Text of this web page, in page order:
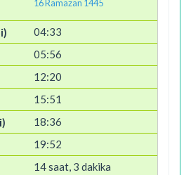
16 Ramazan 1445
04:33
05:56
12:20
15:51
18:36
19:52
14 saat, 3 dakika